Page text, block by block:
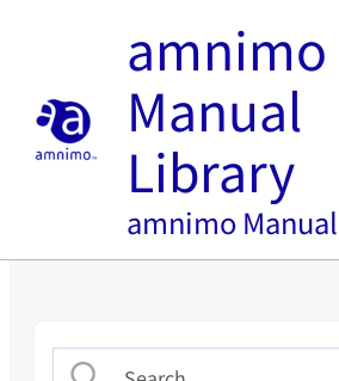
amnimo
Manual
Library
amnimo